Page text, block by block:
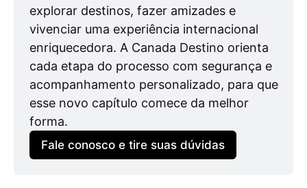
explorar destinos, fazer amizades e
vivenciar uma experiência internacional
enriquecedora. A Canada Destino orienta
cada etapa do processo com segurança e
acompanhamento personalizado, para que
esse novo capítulo comece da melhor
forma.
Fale conosco e tire suas dúvidas